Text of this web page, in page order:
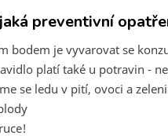
preventivní
bodem je vyvarovat se
platí také u potravin -
se ledu v pití, ovoci a